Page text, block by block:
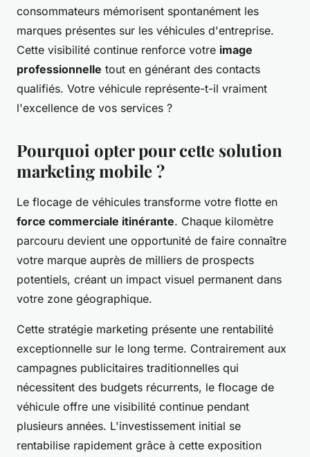
consommateurs mémorisent spontanément les
marques présentes sur les véhicules d'entreprise.
Cette visibilité continue renforce votre image
professionnelle tout en générant des contacts
qualifiés. Votre véhicule représente-t-il vraiment
l'excellence de vos services ?
Pourquoi opter pour cette solution
marketing mobile ?
Le flocage de véhicules transforme votre flotte en
force commerciale itinérante. Chaque kilomètre
parcouru devient une opportunité de faire connaître
votre marque auprès de milliers de prospects
potentiels, créant un impact visuel permanent dans
votre zone géographique.
Cette stratégie marketing présente une rentabilité
exceptionnelle sur le long terme. Contrairement aux
campagnes publicitaires traditionnelles qui
nécessitent des budgets récurrents, le flocage de
véhicule offre une visibilité continue pendant
plusieurs années. L'investissement initial se
rentabilise rapidement grâce à cette exposition